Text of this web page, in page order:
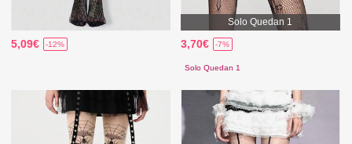
5,09€ -12%
Solo Quedan 1
3,70€ -7%
Solo Quedan 1